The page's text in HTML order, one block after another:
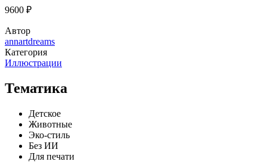
9600 ₽
Автор
annartdreams
Категория
Иллюстрации
Тематика
Детское
Животные
Эко-стиль
Без ИИ
Для печати